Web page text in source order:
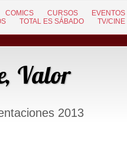
COMICS CURSOS
EVENTOS
TOTAL ES SÁBADO TV/CINE
Valor
2013